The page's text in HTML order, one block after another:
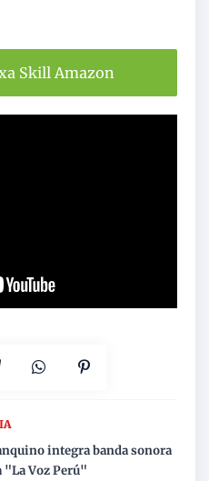
Skill Amazon
integra banda sonora
"La Voz Perú"